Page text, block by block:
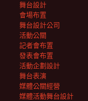
舞台設計
會場布置
舞台設計公司
活動公關
記者會布置
發表會布置
活動企劃設計
舞台表演
媒體公關經營
媒體活動舞台設計